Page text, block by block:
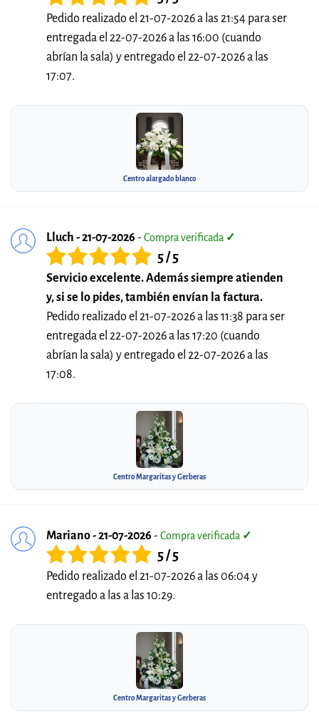
Pedido realizado el 21-07-2026 a las 21:54 para ser
entregada el 22-07-2026 a las 16:00 (cuando
abrían la sala) y entregado el 22-07-2026 a las
17:07.
Centro alargado blanco
Lluch - 21-07-2026 - Compra verificada ✓
5 / 5
Servicio excelente. Además siempre atienden
y, si se lo pides, también envían la factura.
Pedido realizado el 21-07-2026 a las 11:38 para ser
entregada el 22-07-2026 a las 17:20 (cuando
abrían la sala) y entregado el 22-07-2026 a las
17:08.
Centro Margaritas y Gerberas
Mariano - 21-07-2026 - Compra verificada ✓
5 / 5
Pedido realizado el 21-07-2026 a las 06:04 y
entregado a las a las 10:29.
Centro Margaritas y Gerberas